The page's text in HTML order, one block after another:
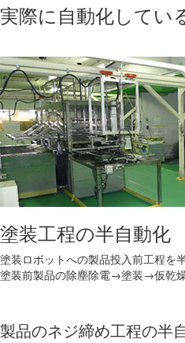
実際に自動化してい
塗装工程の半自動化
塗装ロボットへの製品投入前工程を
塗装前製品の除塵除電→塗装→仮乾
製品のネジ締め工程の半